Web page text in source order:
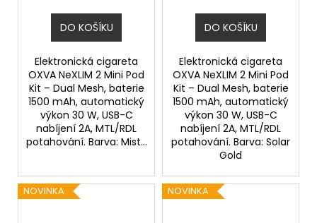
DO KOŠÍKU
Elektronická cigareta
OXVA NeXLIM 2 Mini Pod
Kit – Dual Mesh, baterie
1500 mAh, automatický
výkon 30 W, USB-C
nabíjení 2A, MTL/RDL
potahování. Barva: Mist...
DO KOŠÍKU
Elektronická cigareta
OXVA NeXLIM 2 Mini Pod
Kit – Dual Mesh, baterie
1500 mAh, automatický
výkon 30 W, USB-C
nabíjení 2A, MTL/RDL
potahování. Barva: Solar
Gold
NOVINKA NOVINKA